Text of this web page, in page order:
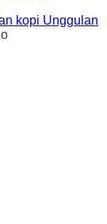
kopi Unggulan